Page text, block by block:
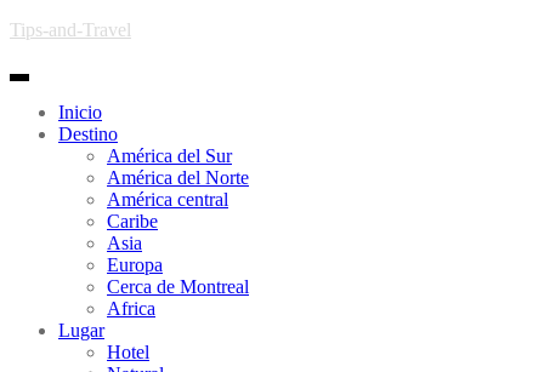
Skip to main content
Tips-and-Travel
Toggle navigation
Inicio
Destino
América del Sur
América del Norte
América central
Caribe
Asia
Europa
Cerca de Montreal
Africa
Lugar
Hotel